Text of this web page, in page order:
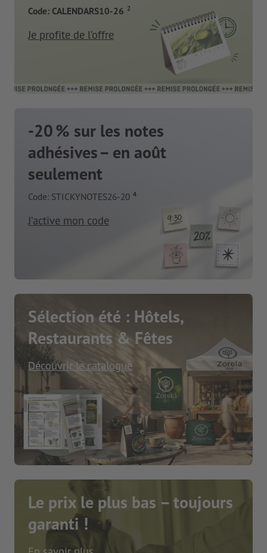
Code: CALENDARS10-26 2
Je profite de l’offre
-20 % sur les notes
adhésives – en août
seulement
Code: STICKYNOTES26-20 4
J’active mon code
Sélection été : Hôtels,
Restaurants & Fêtes
Découvrir le catalogue
Le prix le plus bas – toujours
garanti !